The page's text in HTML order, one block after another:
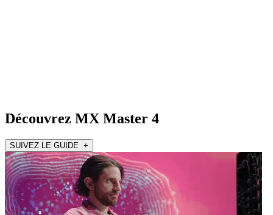
Découvrez MX Master 4
SUIVEZ LE GUIDE +